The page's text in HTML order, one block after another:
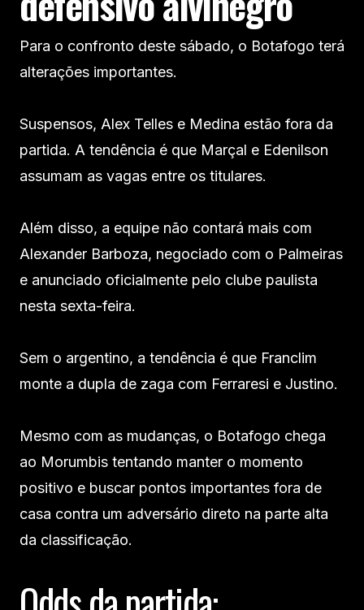
Para o confronto deste sábado, o Botafogo terá
alterações importantes.
Suspensos, Alex Telles e Medina estão fora da
partida. A tendência é que Marçal e Edenilson
assumam as vagas entre os titulares.
Além disso, a equipe não contará mais com
Alexander Barboza, negociado com o Palmeiras
e anunciado oficialmente pelo clube paulista
nesta sexta-feira.
Sem o argentino, a tendência é que Franclim
monte a dupla de zaga com Ferraresi e Justino.
Mesmo com as mudanças, o Botafogo chega
ao Morumbis tentando manter o momento
positivo e buscar pontos importantes fora de
casa contra um adversário direto na parte alta
da classificação.